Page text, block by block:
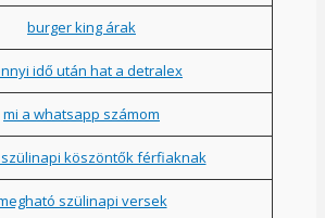
burger king árak
idő után hat a detralex
mi a whatsapp számom
szülinapi köszöntők férfiaknak
szülinapi versek